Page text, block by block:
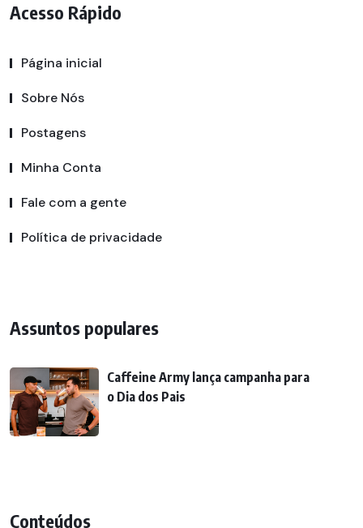
Acesso Rápido
Página inicial
Sobre Nós
Postagens
Minha Conta
Fale com a gente
Política de privacidade
Assuntos populares
Caffeine Army lança campanha para
o Dia dos Pais
Conteúdos